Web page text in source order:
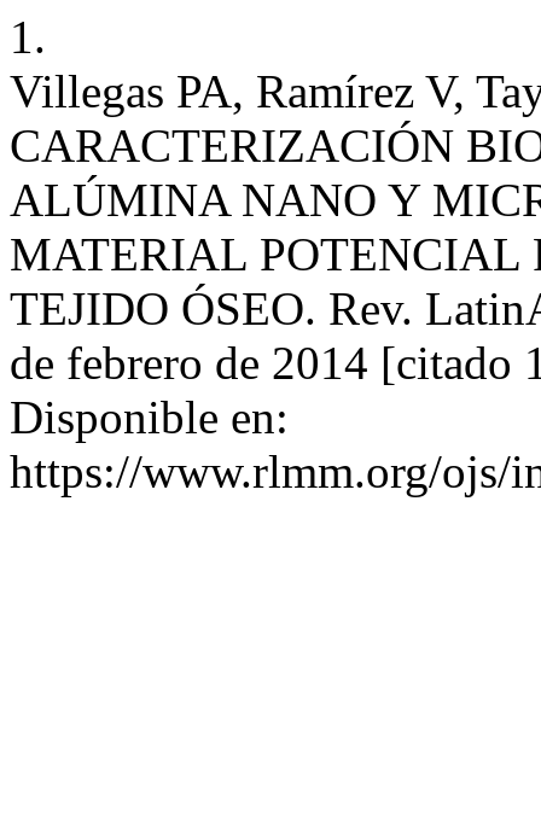
1.
Villegas PA, Ramírez V,
CARACTERIZACIÓN
ALÚMINA NANO Y
MATERIAL POTENCIAL
TEJIDO ÓSEO. Rev.
de febrero de 2014 [citado
Disponible en:
https://www.rlmm.org/ojs/